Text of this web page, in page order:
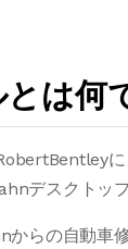
は何
デスクトッ
からの自動車